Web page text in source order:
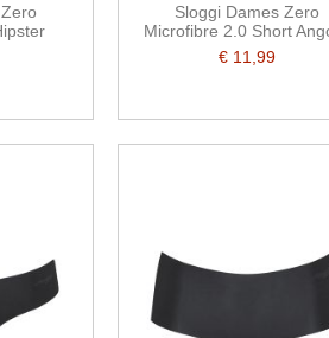
Sloggi Dames Zero
Microfibre 2.0 Short
€ 11,99